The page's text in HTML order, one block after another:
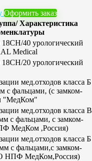
Оформить заказ
Характеристика
40 урологический
Medical
20 урологический
мед.отходов класса Б
с фальцами, (с замком-
"МедКом"
мед.отходов класса В
с фальцами, с замком-
МедКом ,Россия)
мед.отходов класса Б
с фальцами,с замком-
НПФ МедКом,Россия)